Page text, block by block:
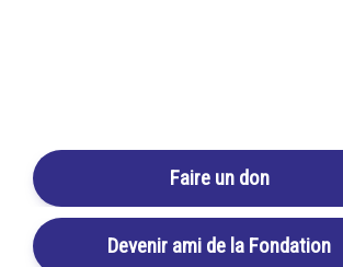
Faire un don
Devenir ami de la Fondation
travaux du professeur.
Mon époux m’avait dit: “Pour bien te
pas pour nous procurer ces formules”.
que Monsieur Albert BONNIN, ce
région, dont tout le monde parlait, avait